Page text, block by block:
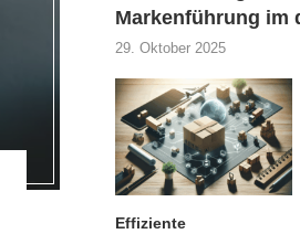
Markenführung im
29. Oktober 2025
Effiziente